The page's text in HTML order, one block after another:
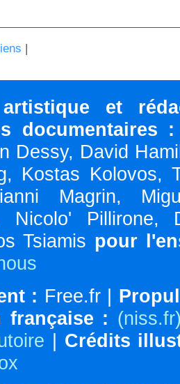
|
artistique et
documentaires :
Dessy, David
Kostas Kolovos,
Magrin,
Nicolo' Pillirone,
Tsiamis pour
: Free.fr |
française :
| Crédits